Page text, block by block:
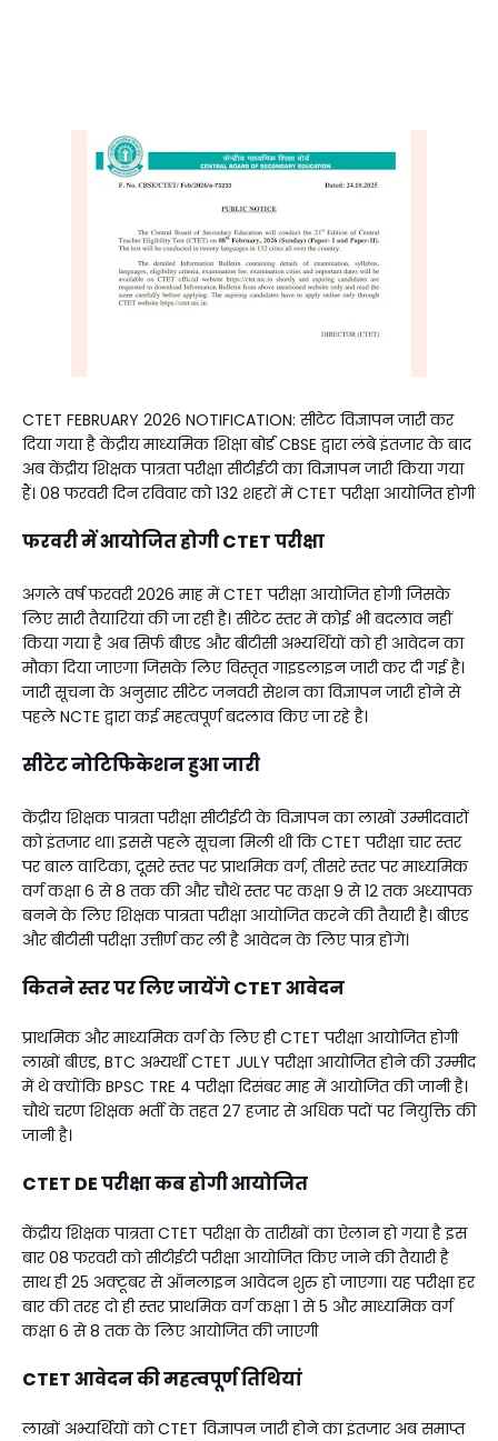
CTET FEBRUARY 2026 NOTIFICATION: सीटेट विज्ञापन जारी कर
दिया गया है केंद्रीय माध्यमिक शिक्षा बोर्ड CBSE द्वारा लंबे इंतजार के बाद
अब केंद्रीय शिक्षक पात्रता परीक्षा सीटीईटी का विज्ञापन जारी किया गया
हैं। 08 फरवरी दिन रविवार को 132 शहरों में CTET परीक्षा आयोजित होगी
फरवरी में आयोजित होगीCTET परीक्षा
अगले वर्ष फरवरी 2026 माह में CTET परीक्षा आयोजित होगी जिसके
लिए सारी तैयारियां की जा रही है। सीटेट स्तर में कोई भी बदलाव नहीं
किया गया है अब सिर्फ बीएड और बीटीसी अभ्यर्थियों को ही आवेदन का
मौका दिया जाएगा जिसके लिए विस्तृत गाइडलाइन जारी कर दी गई है।
जारी सूचना के अनुसार सीटेट जनवरी सेशन का विज्ञापन जारी होने से
पहले NCTE द्वारा कई महत्वपूर्ण बदलाव किए जा रहे है।
सीटेट नोटिफिकेशन हुआ जारी
केंद्रीय शिक्षक पात्रता परीक्षा सीटीईटी के विज्ञापन का लाखों उम्मीदवारों
को इंतजार था। इससे पहले सूचना मिली थी कि CTET परीक्षा चार स्तर
पर बाल वाटिका, दूसरे स्तर पर प्राथमिक वर्ग, तीसरे स्तर पर माध्यमिक
वर्ग कक्षा 6 से 8 तक की और चौथे स्तर पर कक्षा 9 से 12 तक अध्यापक
बनने के लिए शिक्षक पात्रता परीक्षा आयोजित करने की तैयारी है। बीएड
और बीटीसी परीक्षा उत्तीर्ण कर ली है आवेदन के लिए पात्र होंगे।
कितने स्तर पर लिए जायेंगे CTET आवेदन
प्राथमिक और माध्यमिक वर्ग के लिए ही CTET परीक्षा आयोजित होगी
लाखों बीएड, BTC अभ्यर्थी CTET JULY परीक्षा आयोजित होने की उम्मीद
में थे क्योंकि BPSC TRE 4 परीक्षा दिसंबर माह में आयोजित की जानी है।
चौथे चरण शिक्षक भर्ती के तहत 27 हजार से अधिक पदों पर नियुक्ति की
जानी है।
CTET DE परीक्षा कब होगी आयोजित
केंद्रीय शिक्षक पात्रता CTET परीक्षा के तारीखों का ऐलान हो गया है इस
बार 08 फरवरी को सीटीईटी परीक्षा आयोजित किए जाने की तैयारी है
साथ ही 25 अक्टूबर से ऑनलाइन आवेदन शुरु हो जाएगा। यह परीक्षा हर
बार की तरह दो ही स्तर प्राथमिक वर्ग कक्षा 1 से 5 और माध्यमिक वर्ग
कक्षा 6 से 8 तक के लिए आयोजित की जाएगी
CTET आवेदन की महत्वपूर्ण तिथियां
लाखों अभ्यर्थियों को CTET विज्ञापन जारी होने का इंतजार अब समाप्त